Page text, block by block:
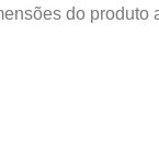
do produto